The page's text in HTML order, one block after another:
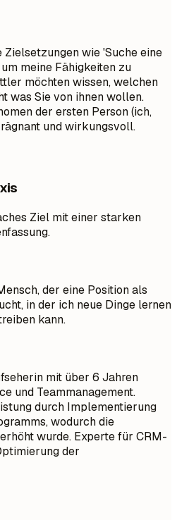
wie 'Suche eine
meine Fähigkeiten zu
möchten wissen, welchen
was Sie von ihnen wollen.
der ersten Person (ich,
und wirkungsvoll.
Ziel mit einer starken
der eine Position als
in der ich neue Dinge lernen
kann.
mit über 6 Jahren
und Teammanagement.
durch Implementierung
wodurch die
wurde. Experte für CRM-
der